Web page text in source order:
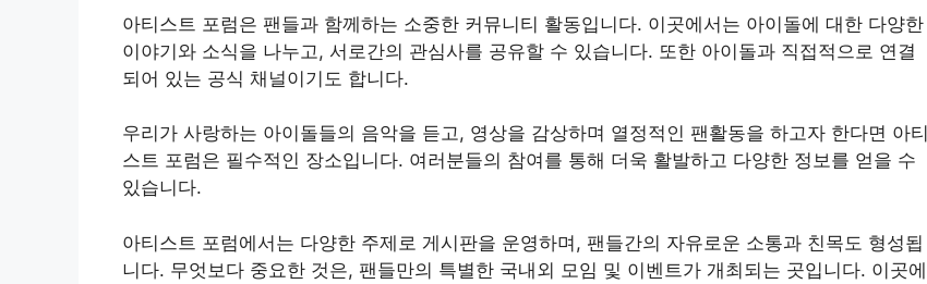
아티스트 포럼은 팬들과 함께하는 소중한 커뮤니티 활동입니다. 이곳에서는 아이돌에 대한 다양한
이야기와 소식을 나누고, 서로간의 관심사를 공유할 수 있습니다. 또한 아이돌과 직접적으로 연결
되어 있는 공식 채널이기도 합니다.
우리가 사랑하는 아이돌들의 음악을 듣고, 영상을 감상하며 열정적인 팬활동을 하고자 한다면 아티
스트 포럼은 필수적인 장소입니다. 여러분들의 참여를 통해 더욱 활발하고 다양한 정보를 얻을 수
있습니다.
아티스트 포럼에서는 다양한 주제로 게시판을 운영하며, 팬들간의 자유로운 소통과 친목도 형성됩
니다. 무엇보다 중요한 것은, 팬들만의 특별한 국내외 모임 및 이벤트가 개최되는 곳입니다. 이곳에